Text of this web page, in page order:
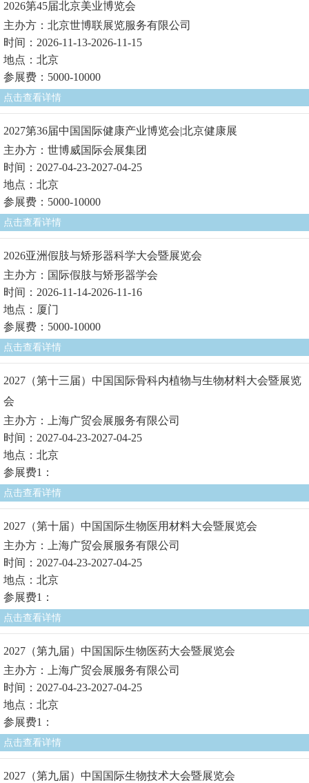
2026第45届北京美业博览会
主办方：北京世博联展览服务有限公司
时间：2026-11-13-2026-11-15
地点：北京
参展费：5000-10000
点击查看详情
2027第36届中国国际健康产业博览会|北京健康展
主办方：世博威国际会展集团
时间：2027-04-23-2027-04-25
地点：北京
参展费：5000-10000
点击查看详情
2026亚洲假肢与矫形器科学大会暨展览会
主办方：国际假肢与矫形器学会
时间：2026-11-14-2026-11-16
地点：厦门
参展费：5000-10000
点击查看详情
2027（第十三届）中国国际骨科内植物与生物材料大会暨展览
会
主办方：上海广贸会展服务有限公司
时间：2027-04-23-2027-04-25
地点：北京
参展费1：
点击查看详情
2027（第十届）中国国际生物医用材料大会暨展览会
主办方：上海广贸会展服务有限公司
时间：2027-04-23-2027-04-25
地点：北京
参展费1：
点击查看详情
2027（第九届）中国国际生物医药大会暨展览会
主办方：上海广贸会展服务有限公司
时间：2027-04-23-2027-04-25
地点：北京
参展费1：
点击查看详情
2027（第九届）中国国际生物技术大会暨展览会